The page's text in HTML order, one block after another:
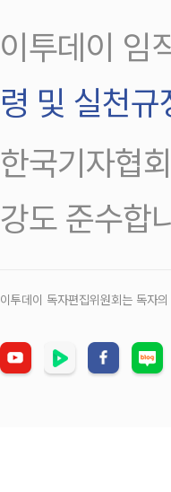
이투데이 임
령 및 실천규
한국기자협
강도 준수합
이투데이 독자편집위원회는 독자